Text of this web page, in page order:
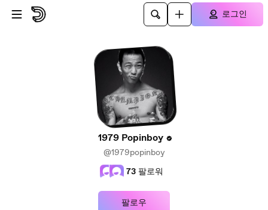
본문으로 건너뛰기
로그인
1979 Popinboy
@1979popinboy
73 팔로워
팔로우